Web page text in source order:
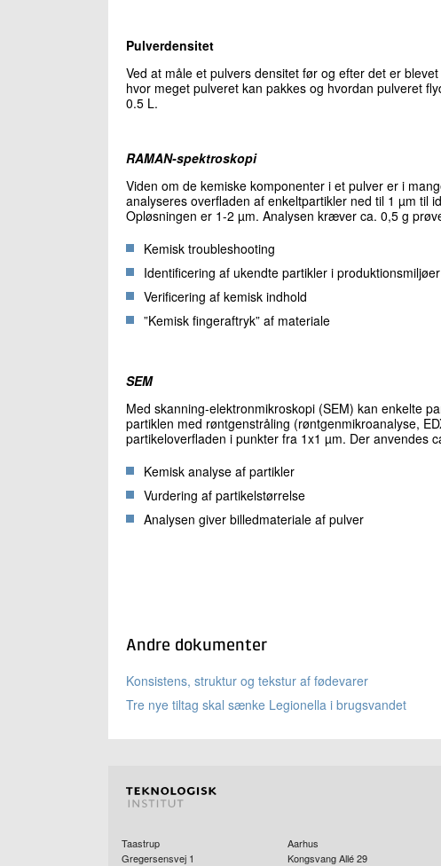
Pulverdensitet
Ved at måle et pulvers densitet før og efter det er
hvor meget pulveret kan pakkes og hvordan pulveret
0.5 L.
RAMAN-spektroskopi
Viden om de kemiske komponenter i et pulver er i
analyseres overfladen af enkeltpartikler ned til 1 µm til
Opløsningen er 1-2 µm. Analysen kræver ca. 0,5 g
Kemisk troubleshooting
Identificering af ukendte partikler i produktionsmiljøer
Verificering af kemisk indhold
”Kemisk fingeraftryk” af materiale
SEM
Med skanning-elektronmikroskopi (SEM) kan enkelte
partiklen med røntgenstråling (røntgenmikroanalyse,
partikeloverfladen i punkter fra 1x1 µm. Der anvendes
Kemisk analyse af partikler
Vurdering af partikelstørrelse
Analysen giver billedmateriale af pulver
Andre dokumenter
Konsistens, struktur og tekstur af fødevarer
Tre nye tiltag skal sænke Legionella i brugsvandet
Taastrup
Gregersensvej 1
Aarhus
Kongsvang Allé 29